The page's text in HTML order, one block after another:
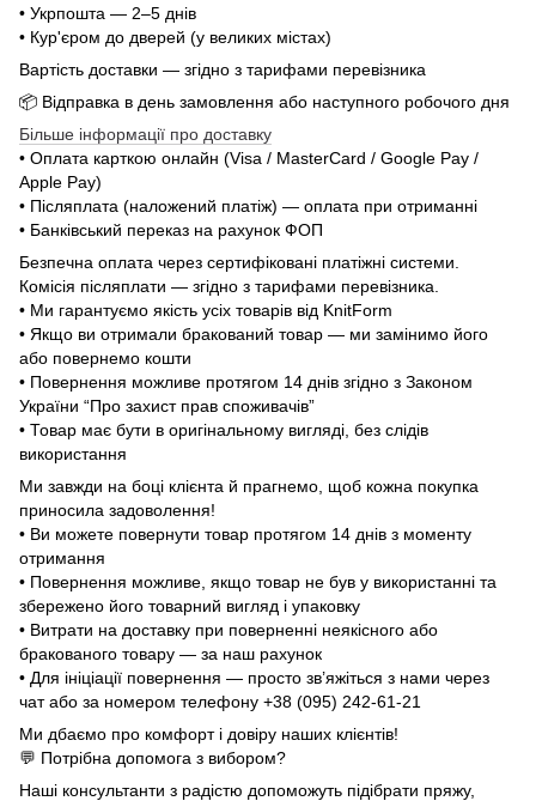
• Укрпошта — 2–5 днів
• Кур'єром до дверей (у великих містах)
Вартість доставки — згідно з тарифами перевізника
📦 Відправка в день замовлення або наступного робочого дня
Більше інформації про доставку
• Оплата карткою онлайн (Visa / MasterCard / Google Pay /
Apple Pay)
• Післяплата (наложений платіж) — оплата при отриманні
• Банківський переказ на рахунок ФОП
Безпечна оплата через сертифіковані платіжні системи.
Комісія післяплати — згідно з тарифами перевізника.
• Ми гарантуємо якість усіх товарів від KnitForm
• Якщо ви отримали бракований товар — ми замінимо його
або повернемо кошти
• Повернення можливе протягом 14 днів згідно з Законом
України “Про захист прав споживачів”
• Товар має бути в оригінальному вигляді, без слідів
використання
Ми завжди на боці клієнта й прагнемо, щоб кожна покупка
приносила задоволення!
• Ви можете повернути товар протягом 14 днів з моменту
отримання
• Повернення можливе, якщо товар не був у використанні та
збережено його товарний вигляд і упаковку
• Витрати на доставку при поверненні неякісного або
бракованого товару — за наш рахунок
• Для ініціації повернення — просто зв’яжіться з нами через
чат або за номером телефону +38 (095) 242-61-21
Ми дбаємо про комфорт і довіру наших клієнтів!
💬 Потрібна допомога з вибором?
Наші консультанти з радістю допоможуть підібрати пряжу,